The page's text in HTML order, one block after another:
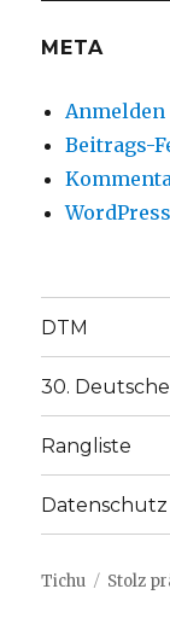
META
Anmelden
Beitrags-
DTM
30.
Rangliste
Datenschutz
Tichu Stolz